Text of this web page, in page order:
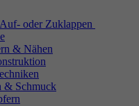
Auf- oder Zuklappen
& Nähen
& Schmuck